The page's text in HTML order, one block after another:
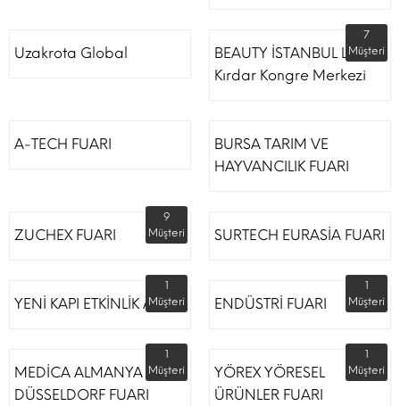
Uzakrota Global
BEAUTY İSTANBUL Lütfi
Kırdar Kongre Merkezi
7
Müşteri
A-TECH FUARI
BURSA TARIM VE
HAYVANCILIK FUARI
ZUCHEX FUARI
9
Müşteri
SURTECH EURASİA FUARI
YENİ KAPI ETKİNLİK ALANI
1
Müşteri
ENDÜSTRİ FUARI
1
Müşteri
MEDİCA ALMANYA
DÜSSELDORF FUARI
1
Müşteri
YÖREX YÖRESEL
ÜRÜNLER FUARI
1
Müşteri